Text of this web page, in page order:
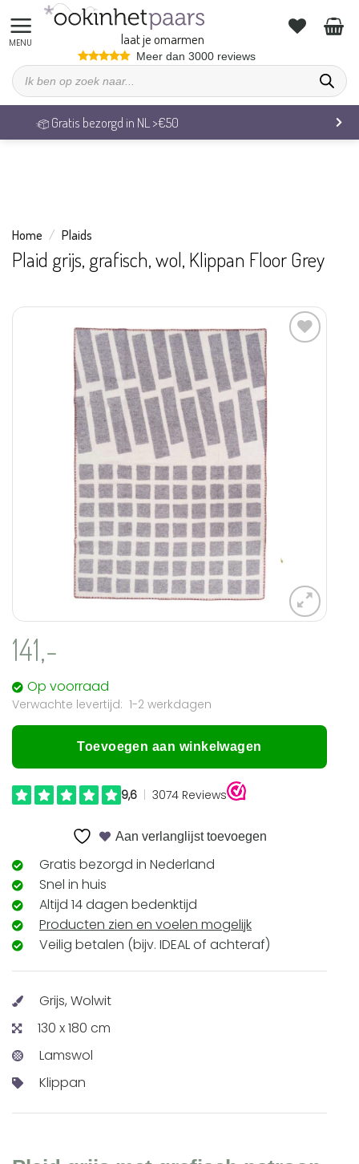
We zijn op vakantie. Vrijdag 7 augustus behandelen we alle
bestellingen weer.
naar
inhoud
laat je omarmen
Meer dan 3000 reviews
Producten
zoeken
in NL >€50
Home / Plaids
Plaid grijs, grafisch, wol, Klippan Floor Grey
verlanglijst
toevoegen
141,-
Op voorraad
1-2 werkdagen
Toevoegen aan winkelwagen
Aan verlanglijst toevoegen
Gratis bezorgd in Nederland
Snel in huis
Altijd 14 dagen bedenktijd
Producten zien en voelen mogelijk
Veilig betalen (bijv. IDEAL of achteraf)
Grijs, Wolwit
130 x 180 cm
Lamswol
Klippan